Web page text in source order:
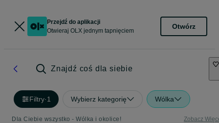
Przejdź do aplikacji
Otwieraj OLX jednym tapnięciem
Otwórz
Znajdź coś dla siebie
Filtry·1 Wybierz kategorię Wólka
Dla Ciebie wszystko - Wólka i okolice! Zobacz